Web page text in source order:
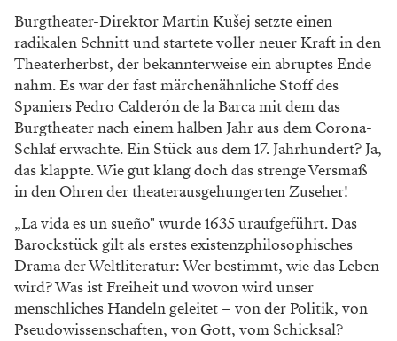
Burgtheater-Direktor Martin Kušej setzte einen
radikalen Schnitt und startete voller neuer Kraft in den
Theaterherbst, der bekannterweise ein abruptes Ende
nahm. Es war der fast märchenähnliche Stoff des
Spaniers Pedro Calderón de la Barca mit dem das
Burgtheater nach einem halben Jahr aus dem Corona-
Schlaf erwachte. Ein Stück aus dem 17. Jahrhundert? Ja,
das klappte. Wie gut klang doch das strenge Versmaß
in den Ohren der theaterausgehungerten Zuseher!
„La vida es un sueño" wurde 1635 uraufgeführt. Das
Barockstück gilt als erstes existenzphilosophisches
Drama der Weltliteratur: Wer bestimmt, wie das Leben
wird? Was ist Freiheit und wovon wird unser
menschliches Handeln geleitet – von der Politik, von
Pseudowissenschaften, von Gott, vom Schicksal?